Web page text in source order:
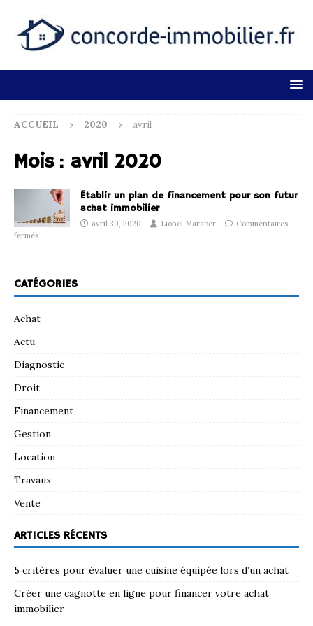
ACCUEIL 2020 avril
Mois : avril 2020
Établir un plan de financement pour son futur
achat immobilier
avril 30, 2020 Lionel Maraber
Commentaires
fermés
CATÉGORIES
Achat
Actu
Diagnostic
Droit
Financement
Gestion
Location
Travaux
Vente
ARTICLES RÉCENTS
5 critères pour évaluer une cuisine équipée lors d’un achat
Créer une cagnotte en ligne pour financer votre achat
immobilier